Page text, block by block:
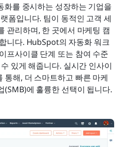
를 중시하는 성장하는 기업을
폼입니다. 팀이 동적인 고객 세
관리하며, 한 곳에서 마케팅 캠
니다. HubSpot의 자동화 워크
프사이클 단계 또는 참여 수준
있게 해줍니다. 실시간 인사이
통해, 더 스마트하고 빠른 마케
(SMB)에 훌륭한 선택이 됩니다.